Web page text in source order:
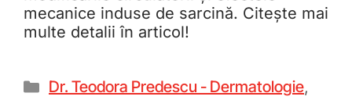
mecanice induse de sarcină. Citește mai
multe detalii în articol!
Dr. Teodora Predescu - Dermatologie,